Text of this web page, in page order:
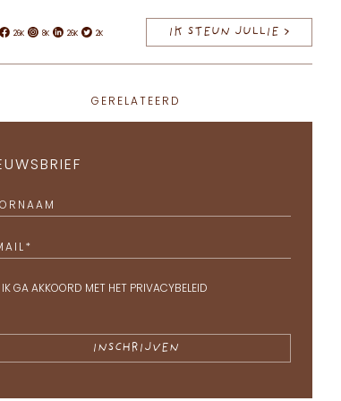
Facebook
26K Instagram
8K Linkedin
26K Twitter
2K IK STEUN JULLIE >
GERELATEERD
*
IK GA AKKOORD MET HET PRIVACYBELEID